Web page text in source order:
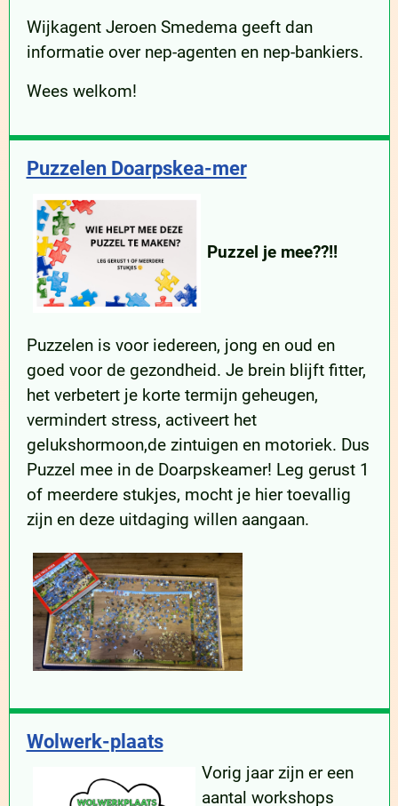
Wijkagent Jeroen Smedema geeft dan
informatie over nep-agenten en nep-bankiers.
Wees welkom!
Puzzelen Doarpskea-mer
Puzzel je mee??!!
Puzzelen is voor iedereen, jong en oud en
goed voor de gezondheid. Je brein blijft fitter,
het verbetert je korte termijn geheugen,
vermindert stress, activeert het
gelukshormoon,de zintuigen en motoriek. Dus
Puzzel mee in de Doarpskeamer! Leg gerust 1
of meerdere stukjes, mocht je hier toevallig
zijn en deze uitdaging willen aangaan.
Wolwerk-plaats
Vorig jaar zijn er een
aantal workshops